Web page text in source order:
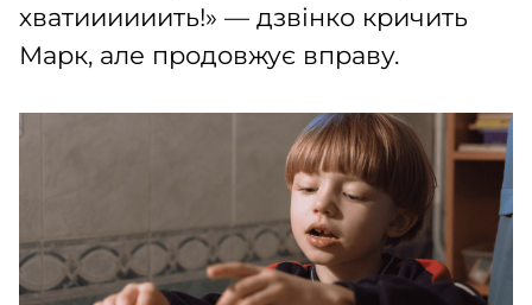
хватиииииить!» — дзвінко кричить
Марк, але продовжує вправу.